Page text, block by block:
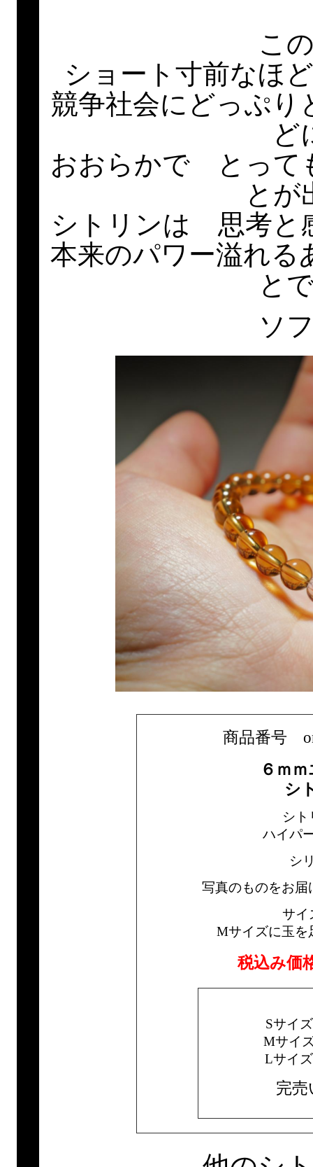
こ
ショート寸前なほ
競争社会にどっぷ
ど
おおらかで とって
とが
シトリンは 思考と
本来のパワー溢れる
と
ソ
商品番号
６ｍ
シ
シト
ハイパ
シ
写真のものをお
サイ
Mサイズに玉を
税込み価
Sサイ
Mサイ
Lサイ
完